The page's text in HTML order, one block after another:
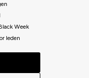
Week
leden